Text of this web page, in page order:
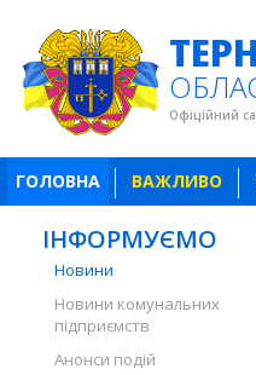
Офіційний
ГОЛОВНА ВАЖЛИВО
ІНФОРМУЄМО
Новини
Новини комунальних
підприємств
Анонси подій